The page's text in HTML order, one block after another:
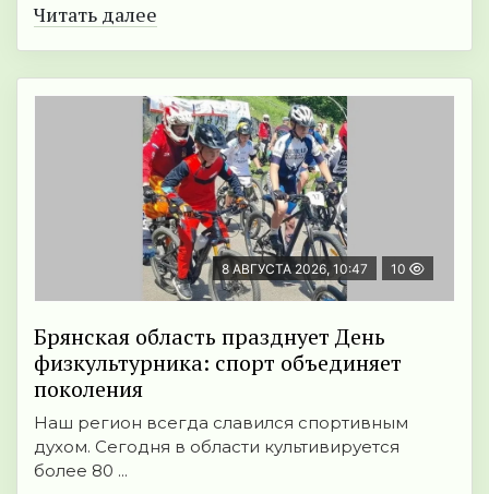
Читать далее
8 АВГУСТА 2026, 10:47 10
Брянская область празднует День
физкультурника: спорт объединяет
поколения
Наш регион всегда славился спортивным
духом. Сегодня в области культивируется
более 80 ...